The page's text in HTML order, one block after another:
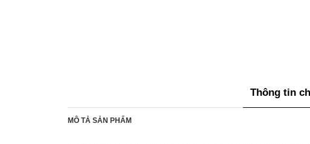
Thông tin
MÔ TẢ SẢN PHẨM